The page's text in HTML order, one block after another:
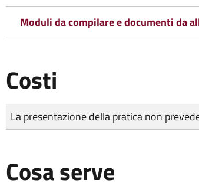
Moduli da compilare e documenti da
Costi
Tipo di pagamento
Importo
La presentazione della pratica non
Cosa serve